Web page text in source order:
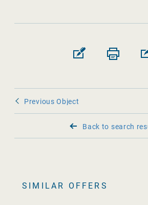
Previous Object
Back to search
SIMILAR OFFERS